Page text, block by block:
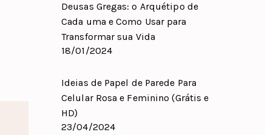
Deusas Gregas: o Arquétipo de
Cada uma e Como Usar para
Transformar sua Vida
18/01/2024
Ideias de Papel de Parede Para
Celular Rosa e Feminino (Grátis e
HD)
23/04/2024